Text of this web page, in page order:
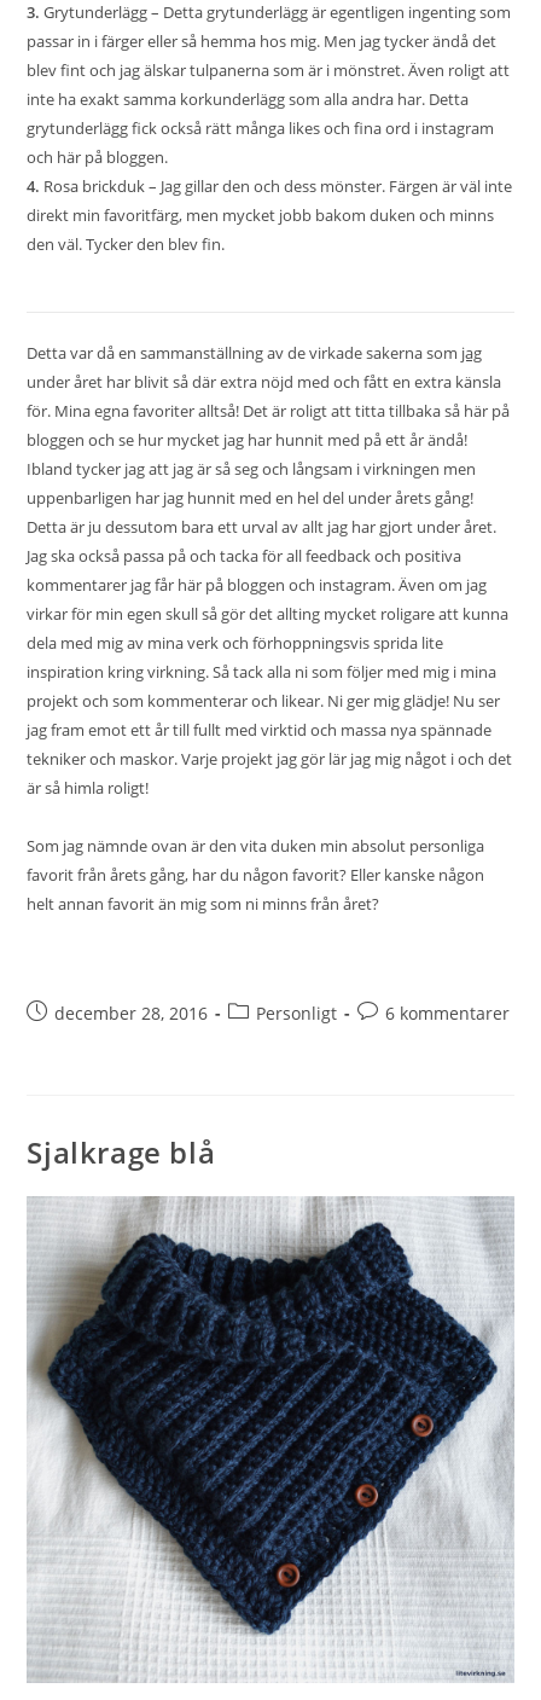
3. Grytunderlägg– Detta grytunderlägg är egentligen ingenting som
passar in i färger eller så hemma hos mig. Men jag tycker ändå det
blev fint och jag älskar tulpanerna som är i mönstret. Även roligt att
inte ha exakt samma korkunderlägg som alla andra har. Detta
grytunderlägg fick också rätt många likes och fina ord i instagram
och här på bloggen.
4. Rosa brickduk– Jag gillar den och dess mönster. Färgen är väl inte
direkt min favoritfärg, men mycket jobb bakom duken och minns
den väl. Tycker den blev fin.
Detta var då en sammanställning av de virkade sakerna som jag
under året har blivit så där extra nöjd med och fått en extra känsla
för. Mina egna favoriter alltså! Det är roligt att titta tillbaka så här på
bloggen och se hur mycket jag har hunnit med på ett år ändå!
Ibland tycker jag att jag är så seg och långsam i virkningen men
uppenbarligen har jag hunnit med en hel del under årets gång!
Detta är ju dessutom bara ett urval av allt jag har gjort under året.
Jag ska också passa på och tacka för all feedback och positiva
kommentarer jag får här på bloggen och instagram. Även om jag
virkar för min egen skull så gör det allting mycket roligare att kunna
dela med mig av mina verk och förhoppningsvis sprida lite
inspiration kring virkning. Så tack alla ni som följer med mig i mina
projekt och som kommenterar och likear. Ni ger mig glädje! Nu ser
jag fram emot ett år till fullt med virktid och massa nya spännade
tekniker och maskor. Varje projekt jag gör lär jag mig något i och det
är så himla roligt!
Som jag nämnde ovan är den vita duken min absolut personliga
favorit från årets gång, har du någon favorit? Eller kanske någon
helt annan favorit än mig som ni minns från året?
december 28, 2016 Personligt 6 kommentarer
Sjalkrage blå